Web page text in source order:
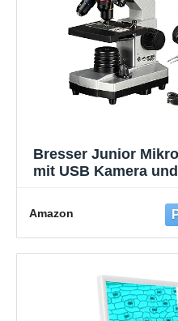
Bresser Junior
mit USB Kamera
inklusive
stabilem
Amazon